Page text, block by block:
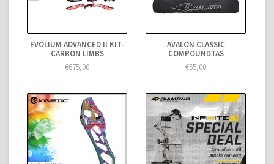
EVOLIUM ADVANCED II KIT-
CARBON LIMBS
€675,00
AVALON CLASSIC
COMPOUNDTAS
€55,00